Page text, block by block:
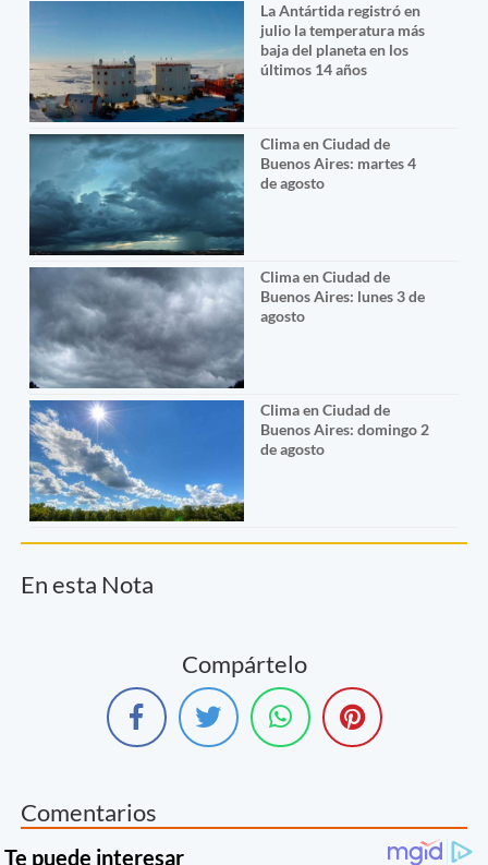
La Antártida registró en
julio la temperatura más
baja del planeta en los
últimos 14 años
Clima en Ciudad de
Buenos Aires: martes 4
de agosto
Clima en Ciudad de
Buenos Aires: lunes 3 de
agosto
Clima en Ciudad de
Buenos Aires: domingo 2
de agosto
En esta Nota
Compártelo
Comentarios